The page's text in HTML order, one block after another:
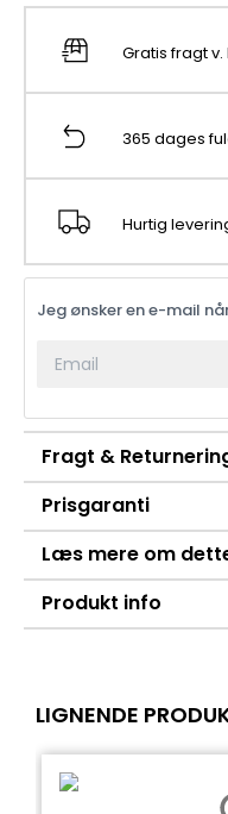
Gratis fragt
365 dages
Hurtig
Jeg ønsker en e-mail
Fragt &
Prisgaranti
Læs mere om
Produkt info
LIGNENDE